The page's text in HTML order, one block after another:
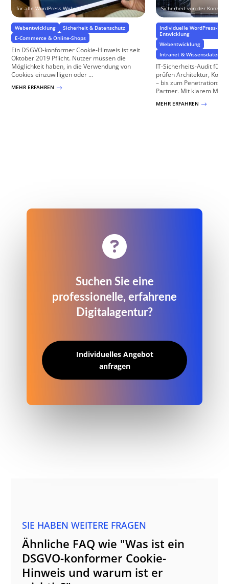
für alle WordPress Website
Webentwicklung
Sicherheit & Datenschutz
E-Commerce & Online-Shops
Ein DSGVO-konformer Cookie-Hinweis ist seit
Oktober 2019 Pflicht. Nutzer müssen die
Möglichkeit haben, in die Verwendung von
Cookies einzuwilligen oder ...
MEHR ERFAHREN $
Sicherheit von der
Individuelle WordPress-
Entwicklung
Webentwicklung
Intranet &
IT-Sicherheits-Audit für
prüfen Architektur,
– bis zum
Partner. Mit klarem
MEHR ERFAHREN $

Suchen Sie eine
professionelle, erfahrene
Digitalagentur?
Individuelles Angebot
anfragen
SIE HABEN WEITERE FRAGEN
Ähnliche FAQ wie "Was ist ein
DSGVO-konformer Cookie-
Hinweis und warum ist er